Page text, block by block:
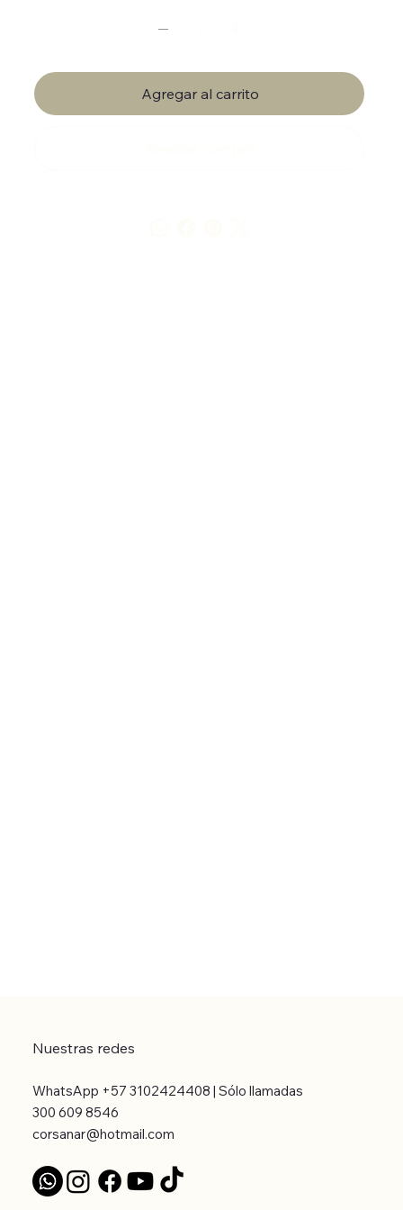
Agregar al carrito
Nuestras redes
WhatsApp +57 3102424408 | Sólo llamadas
300 609 8546
corsanar@hotmail.com